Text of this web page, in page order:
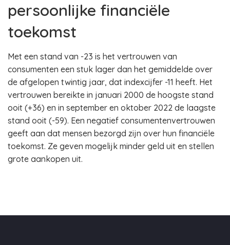
persoonlijke financiële
toekomst
Met een stand van -23 is het vertrouwen van
consumenten een stuk lager dan het gemiddelde over
de afgelopen twintig jaar, dat indexcijfer -11 heeft. Het
vertrouwen bereikte in januari 2000 de hoogste stand
ooit (+36) en in september en oktober 2022 de laagste
stand ooit (-59). Een negatief consumentenvertrouwen
geeft aan dat mensen bezorgd zijn over hun financiële
toekomst. Ze geven mogelijk minder geld uit en stellen
grote aankopen uit.